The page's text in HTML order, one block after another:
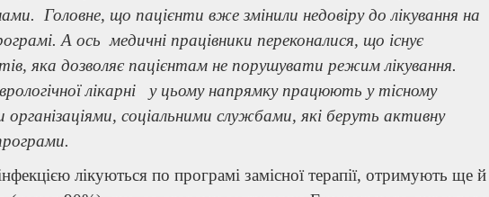
Головне, що пацієнти вже змінили недовіру до лікування на
А ось медичні працівники переконалися, що існує
яка дозволяє пацієнтам не порушувати режим лікування.
лікарні у цьому напрямку працюють у тісному
організаціями, соціальними службами, які беруть активну
лікуються по програмі замісної терапії, отримують ще й